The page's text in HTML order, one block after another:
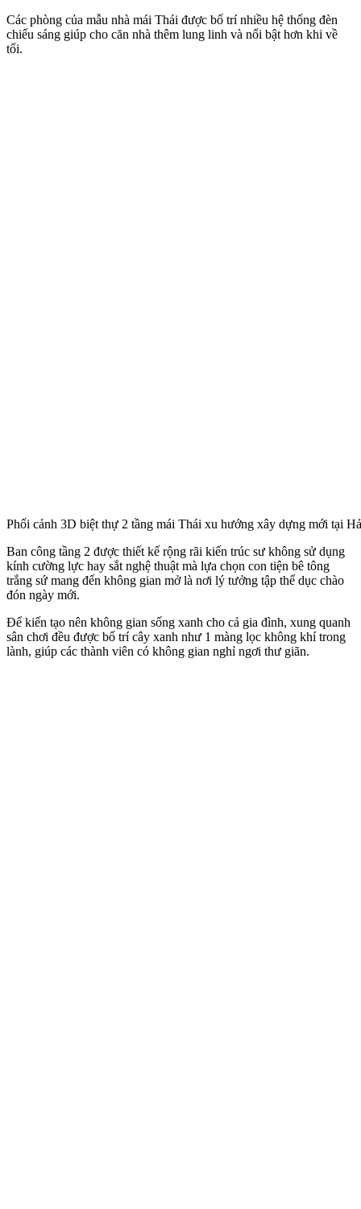
Các phòng của mẫu nhà mái Thái được bố trí nhiều hệ thống đèn
chiếu sáng giúp cho căn nhà thêm lung linh và nổi bật hơn khi về
tối.
Phối cảnh 3D biệt thự 2 tầng mái Thái xu hướng xây dựng mới tại
Ban công tầng 2 được thiết kế rộng rãi kiến trúc sư không sử dụng
kính cường lực hay sắt nghệ thuật mà lựa chọn con tiện bê tông
trắng sứ mang đến không gian mở là nơi lý tưởng tập thể dục chào
đón ngày mới.
Để kiến tạo nên không gian sống xanh cho cả gia đình, xung quanh
sân chơi đều được bố trí cây xanh như 1 màng lọc không khí trong
lành, giúp các thành viên có không gian nghỉ ngơi thư giãn.